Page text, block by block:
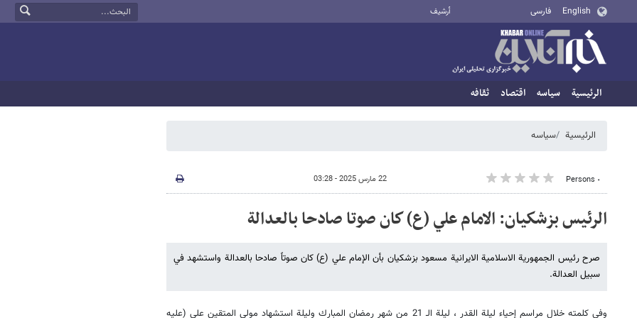
English فارسی أرشيف
الرئيسية سیاسه اقتصاد ثقافه
الرئيسية سیاسه
٠ Persons 22 مارس 2025 - 03:28
الرئيس بزشكيان: الامام علي (ع) كان صوتا صادحا بالعدالة
صرح رئيس الجمهورية الاسلامية الايرانية مسعود بزشكيان بأن الإمام علي (ع) كان صوتاً صادحا بالعدالة واستشهد في
سبيل العدالة.
وفي كلمته خلال مراسم إحياء ليلة القدر ، ليلة الـ 21 من شهر رمضان المبارك وليلة استشهاد مولى المتقين علي (عليه